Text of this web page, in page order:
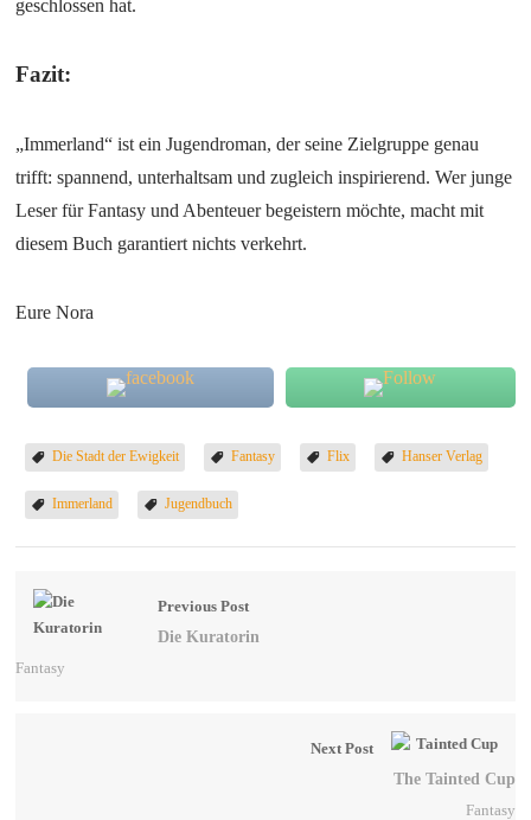
geschlossen hat.
Fazit:
„Immerland“ ist ein Jugendroman, der seine Zielgruppe genau
trifft: spannend, unterhaltsam und zugleich inspirierend. Wer junge
Leser für Fantasy und Abenteuer begeistern möchte, macht mit
diesem Buch garantiert nichts verkehrt.
Eure Nora
Die Stadt der Ewigkeit Fantasy Flix Hanser Verlag
Immerland Jugendbuch
Previous Post
Die Kuratorin
Fantasy
Next Post
The Tainted Cup
Fantasy